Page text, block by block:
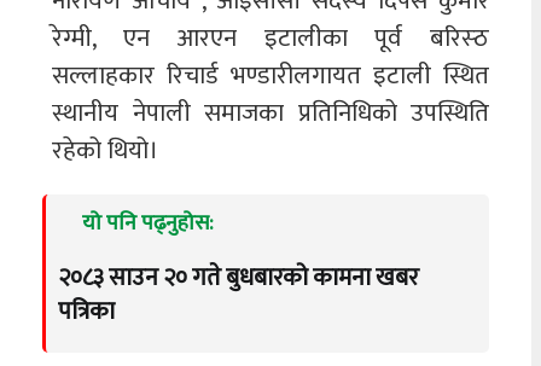
रेग्मी, एन आरएन इटालीका पूर्व बरिस्ठ
सल्लाहकार रिचार्ड भण्डारीलगायत इटाली स्थित
स्थानीय नेपाली समाजका प्रतिनिधिको उपस्थिति
रहेको थियो।
यो पनि पढ्नुहोस:
२०८३ साउन २० गते बुधबारको कामना खबर
पत्रिका